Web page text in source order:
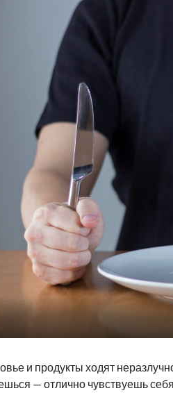
и продукты ходят
— отлично чувствуешь